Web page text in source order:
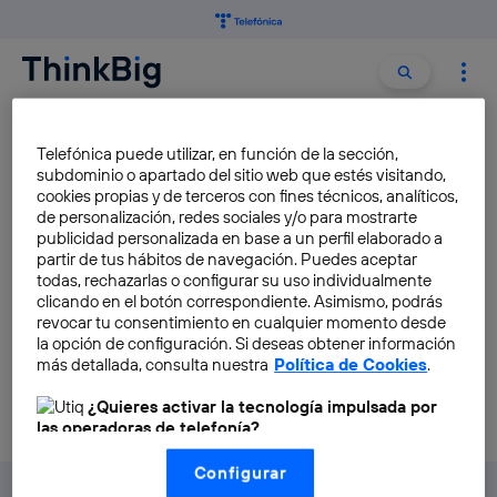
Buscar
CURIOSITIES
5 great ideas for Raspberry Pi
applications
Miguel A. Perez
Telefónica puede utilizar, en función de la sección,
subdominio o apartado del sitio web que estés visitando,
cookies propias y de terceros con fines técnicos, analíticos,
de personalización, redes sociales y/o para mostrarte
publicidad personalizada en base a un perfil elaborado a
partir de tus hábitos de navegación. Puedes aceptar
todas, rechazarlas o configurar su uso individualmente
clicando en el botón correspondiente. Asimismo, podrás
revocar tu consentimiento en cualquier momento desde
la opción de configuración. Si deseas obtener información
más detallada, consulta nuestra Política de Cookies.
¿Quieres activar la tecnología impulsada por
las operadoras de telefonía?
Nosotros, Telefónica S.A., utilizamos la tecnología Utiq para
realizar nuestras acciones de marketing digital o análisis
Configurar